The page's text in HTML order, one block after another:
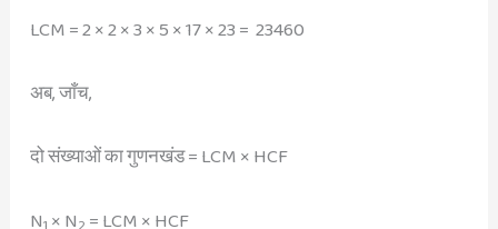
LCM = 2 × 2 × 3 × 5 × 17 × 23 = 23460
अब, जाँच,
दो संख्याओं का गुणनखंड = LCM × HCF
N × N = LCM × HCF